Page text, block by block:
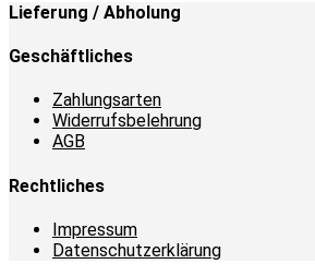
Lieferung / Abholung
Geschäftliches
Zahlungsarten
Widerrufsbelehrung
AGB
Rechtliches
Impressum
Datenschutzerklärung